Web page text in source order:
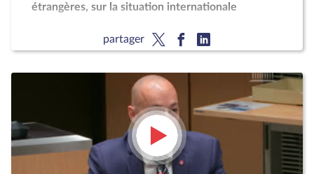
étrangères, sur la situation internationale
partager